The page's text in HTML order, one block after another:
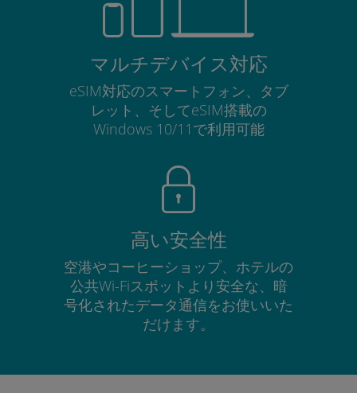
マルチデバイス対応
eSIM対応のスマートフォン、タブ
レット、そしてeSIM搭載の
Windows 10/11で利用可能
高い安全性
空港やコーヒーショップ、ホテルの
公共Wi-Fiスポットより安全な、暗
号化されたデータ通信をお使いいた
だけます。